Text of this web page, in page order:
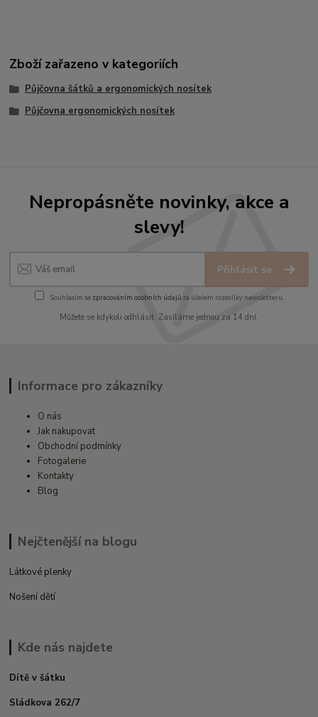
Zboží zařazeno v kategoriích
Půjčovna šátků a ergonomických nosítek
Půjčovna ergonomických nosítek
Nepropásněte novinky, akce a
slevy!
Přihlásit se
Souhlasím se zpracováním osobních údajůza účelem rozesílky newsletteru.
Můžete se kdykoli odhlásit. Zasíláme jednou za 14 dní.
Informace pro zákazníky
O nás
Jak nakupovat
Obchodní podmínky
Fotogalerie
Kontakty
Blog
Nejčtenější na blogu
Látkové plenky
Nošení dětí
Kde nás najdete
Dítě v šátku
Sládkova 262/7